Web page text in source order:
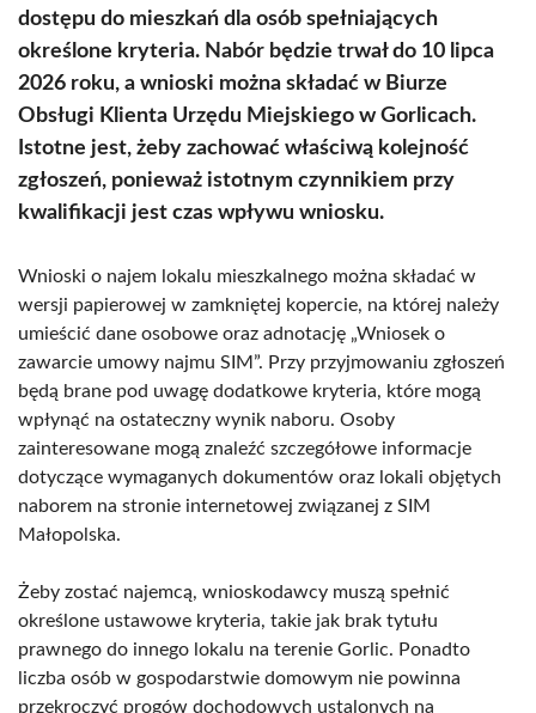
dostępu do mieszkań dla osób spełniających
określone kryteria. Nabór będzie trwał do 10 lipca
2026 roku, a wnioski można składać w Biurze
Obsługi Klienta Urzędu Miejskiego w Gorlicach.
Istotne jest, żeby zachować właściwą kolejność
zgłoszeń, ponieważ istotnym czynnikiem przy
kwalifikacji jest czas wpływu wniosku.
Wnioski o najem lokalu mieszkalnego można składać w
wersji papierowej w zamkniętej kopercie, na której należy
umieścić dane osobowe oraz adnotację „Wniosek o
zawarcie umowy najmu SIM”. Przy przyjmowaniu zgłoszeń
będą brane pod uwagę dodatkowe kryteria, które mogą
wpłynąć na ostateczny wynik naboru. Osoby
zainteresowane mogą znaleźć szczegółowe informacje
dotyczące wymaganych dokumentów oraz lokali objętych
naborem na stronie internetowej związanej z SIM
Małopolska.
Żeby zostać najemcą, wnioskodawcy muszą spełnić
określone ustawowe kryteria, takie jak brak tytułu
prawnego do innego lokalu na terenie Gorlic. Ponadto
liczba osób w gospodarstwie domowym nie powinna
przekroczyć progów dochodowych ustalonych na